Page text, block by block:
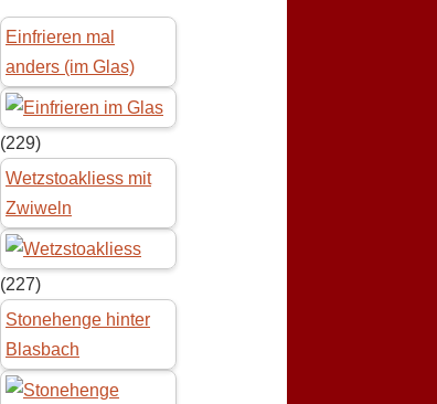
Einfrieren mal
anders (im Glas)
(229)
Wetzstoakliess mit
Zwiweln
(227)
Stonehenge hinter
Blasbach